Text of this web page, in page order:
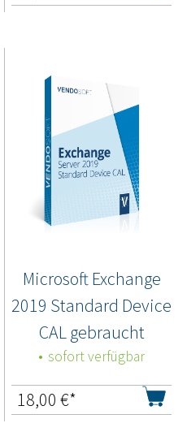
Microsoft Exchange
2019 Standard Device
CAL gebraucht
sofort verfügbar
18,00 €*